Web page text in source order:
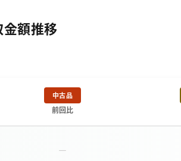
額推移
中古品
前回比
－